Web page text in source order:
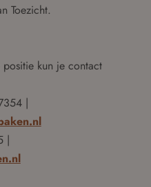
Toezicht.
kun je contact
|
|